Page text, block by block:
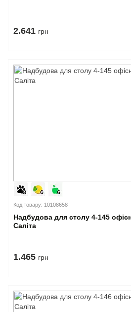
2.641 грн
Код товару: 10108658
Надбудова для столу 4-145
Саліта
1.465 грн